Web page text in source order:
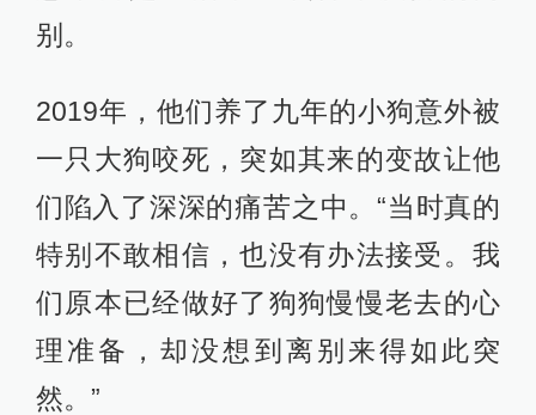
别。​
2019年，他们养了九年的小狗意外被
一只大狗咬死，突如其来的变故让他
们陷入了深深的痛苦之中。“当时真的
特别不敢相信，也没有办法接受。我
们原本已经做好了狗狗慢慢老去的心
理准备，却没想到离别来得如此突
然。”​